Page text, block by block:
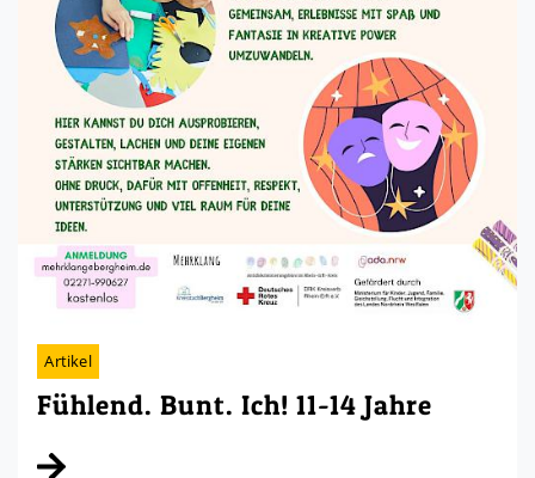
Artikel
Fühlend. Bunt. Ich! 11-14 Jahre